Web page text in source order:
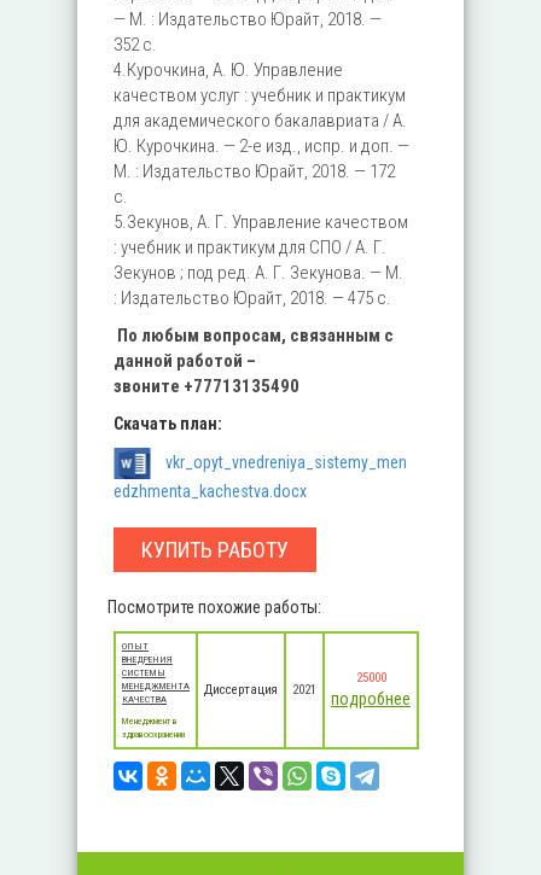
— М. : Издательство Юрайт, 2018. —
352 с.
4.Курочкина, А. Ю. Управление
качеством услуг : учебник и практикум
для академического бакалавриата / А.
Ю. Курочкина. — 2-е изд., испр. и доп. —
М. : Издательство Юрайт, 2018. — 172
с.
5.Зекунов, А. Г. Управление качеством
: учебник и практикум для СПО / А. Г.
Зекунов ; под ред. А. Г. Зекунова. — М.
: Издательство Юрайт, 2018. — 475 с.
По любым вопросам, связанным с
данной работой –
звоните +77713135490
Скачать план:
vkr_opyt_vnedreniya_sistemy_men
edzhmenta_kachestva.docx
КУПИТЬ РАБОТУ
Посмотрите похожие работы:
ОПЫТ
ВНЕДРЕНИЯ
СИСТЕМЫ
МЕНЕДЖМЕНТА
КАЧЕСТВА
Менеджмент в
здравоохранении
Диссертация 2021
25000
подробнее